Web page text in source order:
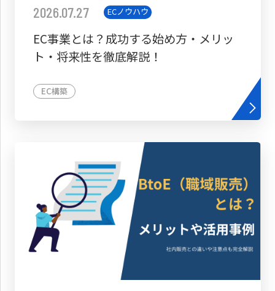
2026.07.27 ECノウハウ
EC事業とは？成功する始め方・メリッ
ト・将来性を徹底解説！
EC構築